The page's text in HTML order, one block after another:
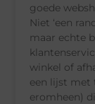
goede
Niet ‘een
maar echte
winkel of
een lijst met
eromheen)